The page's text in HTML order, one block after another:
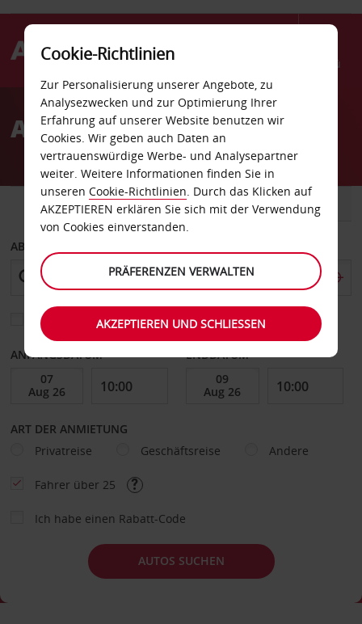
Menü
AvisAutovermietung Mackay
FAHRZEUG TRANSPORTER
ABHOLEN VON
Eine andere Rückgabestation auswählen
ANFANGSDATUM ENDDATUM
ART DER ANMIETUNG
Privatreise
Geschäftsreise Andere
Fahrer über 25
Ich habe einen Rabatt-Code
AUTOS SUCHEN
Cookie-Richtlinien
Zur Personalisierung unserer Angebote, zu
Analysezwecken und zur Optimierung Ihrer
Erfahrung auf unserer Website benutzen wir
Cookies. Wir geben auch Daten an
vertrauenswürdige Werbe- und Analysepartner
weiter. Weitere Informationen finden Sie in
unseren Cookie-Richtlinien. Durch das Klicken auf
AKZEPTIEREN erklären Sie sich mit der Verwendung
von Cookies einverstanden.
PRÄFERENZEN VERWALTEN
AKZEPTIEREN UND SCHLIESSEN